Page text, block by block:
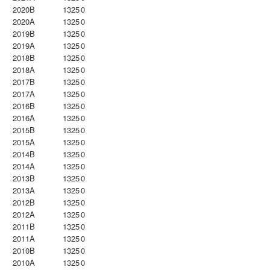
2020B
13250
2020A
13250
2019B
13250
2019A
13250
2018B
13250
2018A
13250
2017B
13250
2017A
13250
2016B
13250
2016A
13250
2015B
13250
2015A
13250
2014B
13250
2014A
13250
2013B
13250
2013A
13250
2012B
13250
2012A
13250
2011B
13250
2011A
13250
2010B
13250
2010A
13250